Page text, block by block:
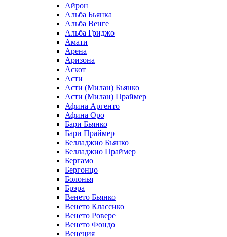
Айрон
Альба Бьянка
Альба Венге
Альба Гриджо
Амати
Арена
Аризона
Аскот
Асти
Асти (Милан) Бьянко
Асти (Милан) Праймер
Афина Аргенто
Афина Оро
Бари Бьянко
Бари Праймер
Белладжио Бьянко
Белладжио Праймер
Бергамо
Бергонцо
Болонья
Брэра
Венето Бьянко
Венето Классико
Венето Ровере
Венето Фондо
Венеция